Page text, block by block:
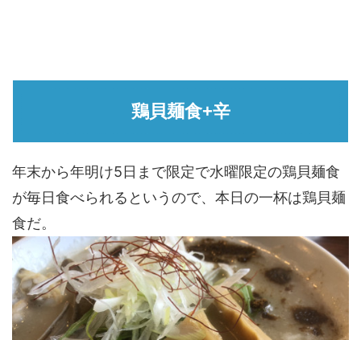
鶏貝麺食+辛
年末から年明け5日まで限定で水曜限定の鶏貝麺食
が毎日食べられるというので、本日の一杯は鶏貝麺
食だ。